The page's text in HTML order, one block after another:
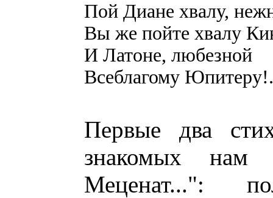
Пой Диане хвалу,
Вы же пойте хвалу
И Латоне, любезной
Всеблагому
Первые два
знакомых нам
Меценат...":